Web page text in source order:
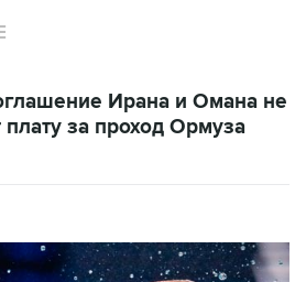
Ирана и Омана не
плату за проход Ормуза